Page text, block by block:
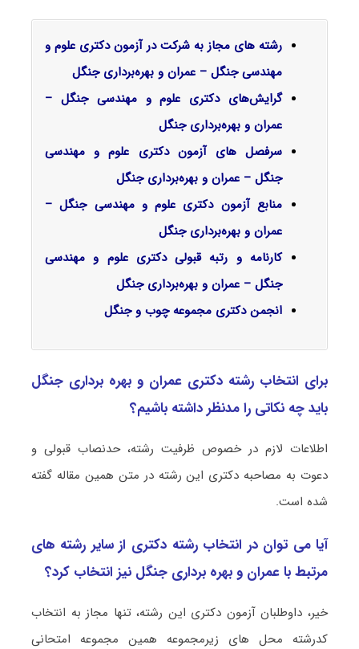
رشته های مجاز به شرکت در آزمون دکتری علوم و
مهندسی جنگل – عمران و بهره‌برداری جنگل
گرایش‌های دکتری علوم و مهندسی جنگل –
ﻋﻤﺮان و ﺑﻬﺮهﺑﺮداری ﺟﻨﮕﻞ
سرفصل‌ های آزمون دکتری علوم و مهندسی
جنگل – عمران و بهره‌برداری جنگل
منابع آزمون دکتری علوم و مهندسی جنگل –
عمران و بهره‌برداری جنگل
کارنامه و رتبه قبولی دکتری علوم و مهندسی
جنگل – عمران و بهره‌برداری جنگل
انجمن دکتری مجموعه چوب و جنگل
برای انتخاب رشته دکتری عمران و بهره‌ برداری جنگل
باید چه نکاتی را مدنظر داشته باشیم؟
اطلاعات لازم در خصوص ظرفیت رشته، حدنصاب قبولی و
دعوت به مصاحبه دکتری این رشته در متن همین مقاله گفته
شده است.
آیا می توان در انتخاب رشته دکتری از سایر رشته های
مرتبط با عمران و بهره‌ برداری جنگل نیز انتخاب کرد؟
خیر، داوطلبان آزمون دکتری این رشته، تنها مجاز به انتخاب
کدرشته محل های زیرمجموعه همین مجموعه امتحانی